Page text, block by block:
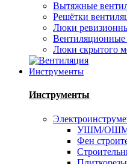
Вытяжные
Решётки
Люки
Вентиляционные
Люки скрытого
Инструменты
Инструменты
УШМ/
Фен